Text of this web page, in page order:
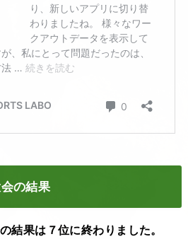
の結果
結果は７位に終わりました。